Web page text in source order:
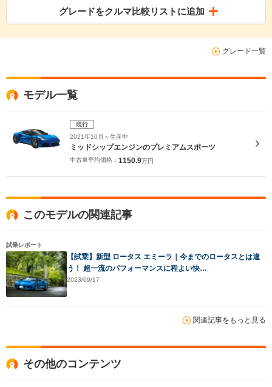
グレードをクルマ比較リストに追加
グレード一覧
モデル一覧
現行
2021年10月～生産中
ミッドシップエンジンのプレミアムスポーツ
中古車平均価格： 1150.9万円
このモデルの関連記事
試乗レポート
【試乗】新型 ロータス エミーラ｜今までのロータスとは違
う！ 超一流のパフォーマンスに程よい快…
2023/09/17
関連記事をもっと見る
その他のコンテンツ